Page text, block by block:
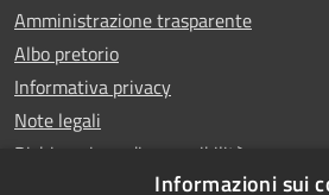
Amministrazione trasparente
Albo pretorio
Informativa privacy
Note legali
Dichiarazione di accessibilità
Informazioni sui